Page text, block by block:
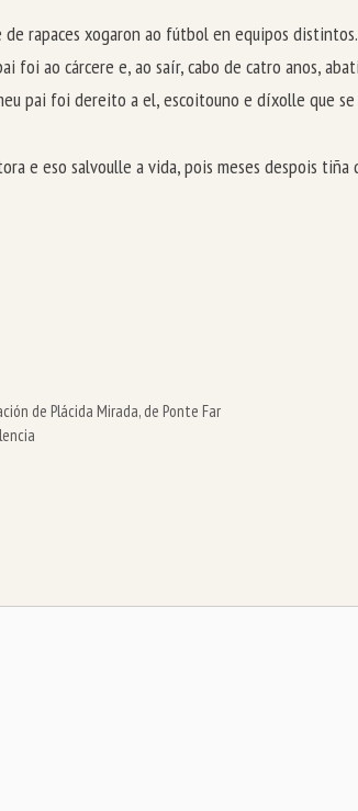
de rapaces xogaron ao fútbol en equipos
foi ao cárcere e, ao saír, cabo de catro anos,
pai foi dereito a el, escoitouno e díxolle que
e eso salvoulle a vida, pois meses despois tiña
de Plácida Mirada, de Ponte Far